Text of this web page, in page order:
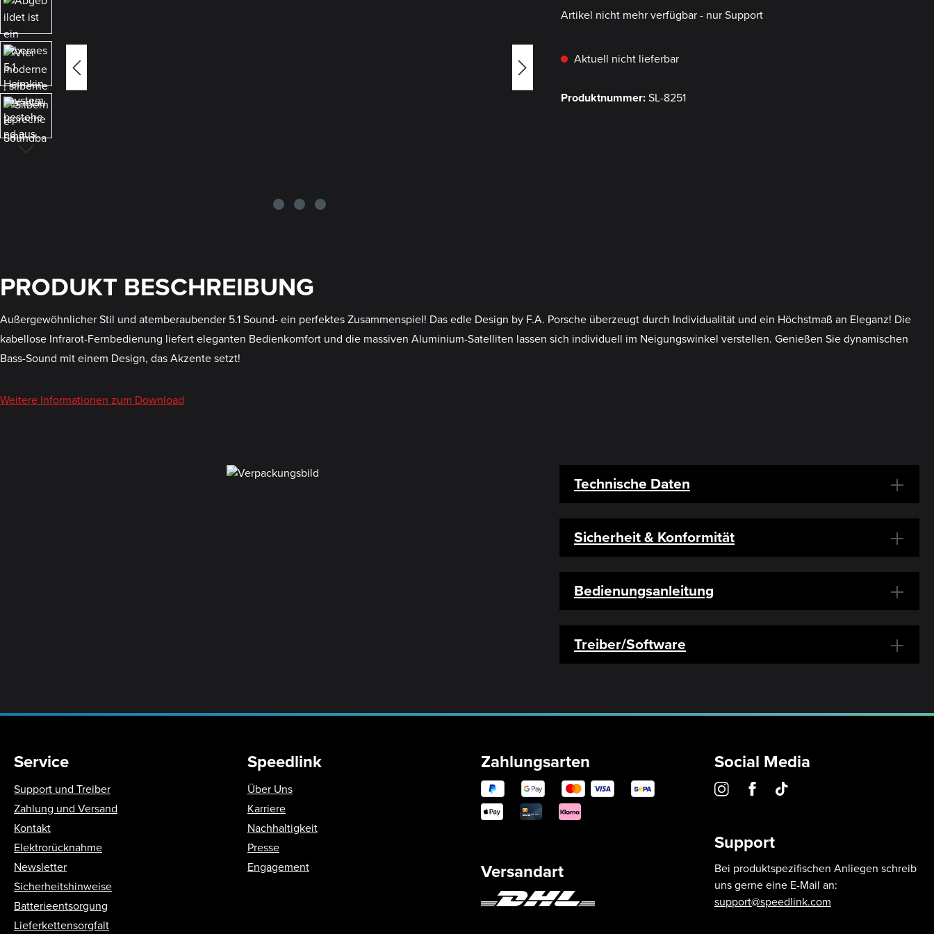
Artikel nicht mehr verfügbar - nur Support
Aktuell nicht lieferbar
Produktnummer:SL-8251
PRODUKT BESCHREIBUNG
Außergewöhnlicher Stil und atemberaubender 5.1 Sound- ein perfektes Zusammenspiel! Das edle Design by F.A. Porsche überzeugt durch Individualität und ein Höchstmaß an Eleganz! Die
kabellose Infrarot-Fernbedienung liefert eleganten Bedienkomfort und die massiven Aluminium-Satelliten lassen sich individuell im Neigungswinkel verstellen. Genießen Sie dynamischen
Bass-Sound mit einem Design, das Akzente setzt!
Weitere Informationen zum Download
Technische Daten
Sicherheit & Konformität
Bedienungsanleitung
Treiber/Software
Service
Support und Treiber
Zahlung und Versand
Kontakt
Elektrorücknahme
Newsletter
Sicherheitshinweise
Batterieentsorgung
Lieferkettensorgfalt
Speedlink
Über Uns
Karriere
Nachhaltigkeit
Presse
Engagement
Zahlungsarten
Versandart
Social Media
Support
Bei produktspezifischen Anliegen schreib
uns gerne eine E-Mail an:
support@speedlink.com